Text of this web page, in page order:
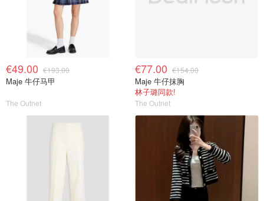
€49.00 €193.00
Maje 牛仔马甲
The Outnet
€77.00 €154.00
Maje 牛仔抹胸
林子璐同款!
The Outnet